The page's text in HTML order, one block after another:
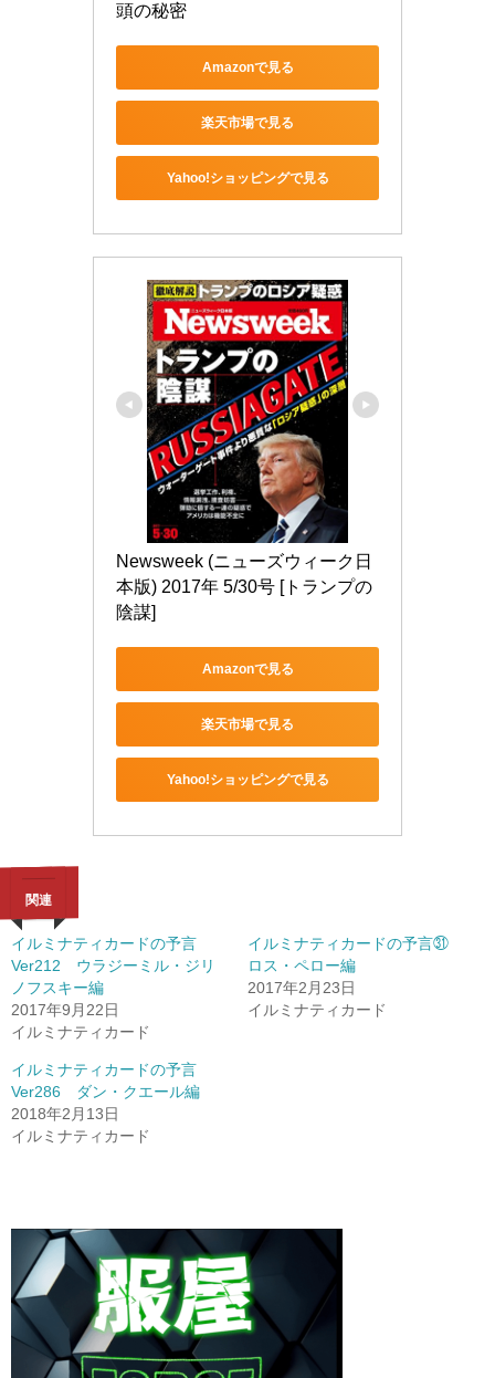
頭の秘密
Amazonで見る
楽天市場で見る
Yahoo!ショッピングで見る
Newsweek (ニューズウィーク日
本版) 2017年 5/30号 [トランプの
陰謀]
Amazonで見る
楽天市場で見る
Yahoo!ショッピングで見る
関連
イルミナティカードの予言
Ver212 ウラジーミル・ジリ
ノフスキー編
2017年9月22日
イルミナティカード
イルミナティカードの予言㉛
ロス・ペロー編
2017年2月23日
イルミナティカード
イルミナティカードの予言
Ver286 ダン・クエール編
2018年2月13日
イルミナティカード